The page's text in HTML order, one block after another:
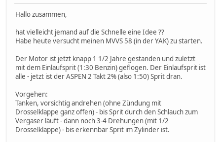
Hallo zusammen,
hat vielleicht jemand auf die Schnelle eine Idee ??
Habe heute versucht meinen MVVS 58 (in der YAK) zu starten.
Der Motor ist jetzt knapp 1 1/2 Jahre gestanden und zuletzt
mit dem Einlaufsprit (1:30 Benzin) geflogen. Der Einlaufsprit ist
alle - jetzt ist der ASPEN 2 Takt 2% (also 1:50) Sprit dran.
Vorgehen:
Tanken, vorsichtig andrehen (ohne Zündung mit
Drosselklappe ganz offen) - bis Sprit durch den Schlauch zum
Vergaser läuft - dann noch 3-4 Drehungen (mit 1/2
Drosselklappe) - bis erkennbar Sprit im Zylinder ist.